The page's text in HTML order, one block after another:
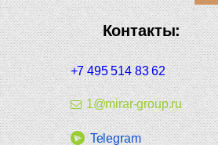
Контакты:
+7 495 514 83 62
1@mirar-group.ru
Telegram